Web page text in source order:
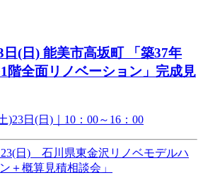
日(日) 能美市高坂町 「築37年
階全面リノベーション」完成見
)23日(日)｜10：00～16：00